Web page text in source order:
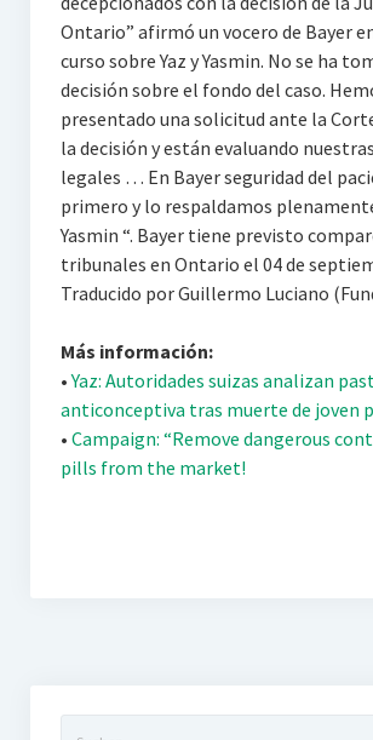
Ontario” afirmó un vocero de Bayer
curso sobre Yaz y Yasmin. No se ha
decisión sobre el fondo del caso.
presentado una solicitud ante la
la decisión y están evaluando
legales … En Bayer seguridad del
primero y lo respaldamos
Yasmin “. Bayer tiene previsto
tribunales en Ontario el 04 de
Traducido por Guillermo Luciano
Más información:
•Yaz: Autoridades suizas analizan
anticonceptiva tras muerte de joven
• Campaign: “Remove dangerous
pills from the market!